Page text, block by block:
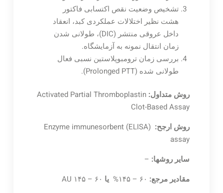
تشخیص وضعیت نقص اکتسابی فاکتور
هشت نظیر اختلالات عملکردی کبد، انعقاد
داخل عروقی منتشر (DIC)، طولانی شدن
زمان انتقال نمونه به آزمایشگاه.
بررسی زمان ترومبوپلاستین نسبی فعال
طولانی شده (Prolonged PTT).
روش متداول: Activated Partial Thromboplastin
Clot-Based Assay
روش ارجح:
(ELISA) Enzyme immunesorbent
assay
سایر روشها: –
مقادیر مرجع: ۶۰ – ۱۴۵% یا ۶۰ – ۱۴۵ AU